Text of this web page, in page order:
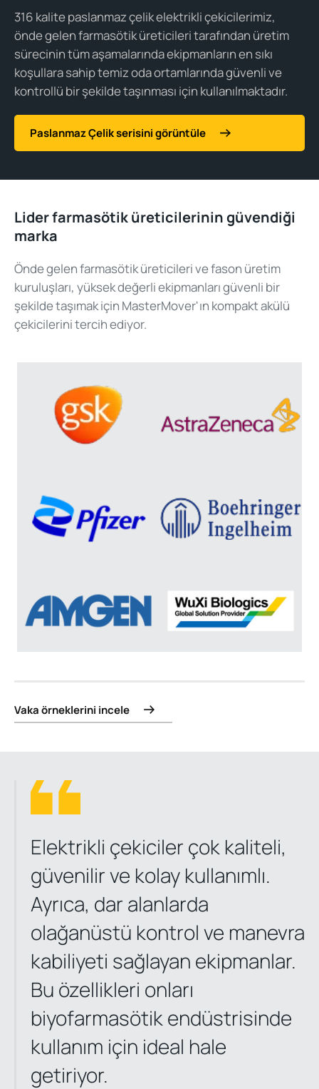
316 kalite paslanmaz çelik elektrikli çekicilerimiz,
önde gelen farmasötik üreticileri tarafından üretim
sürecinin tüm aşamalarında ekipmanların en sıkı
koşullara sahip temiz oda ortamlarında güvenli ve
kontrollü bir şekilde taşınması için kullanılmaktadır.
Paslanmaz Çelik serisini görüntüle
Lider farmasötik üreticilerinin güvendiği
marka
Önde gelen farmasötik üreticileri ve fason üretim
kuruluşları, yüksek değerli ekipmanları güvenli bir
şekilde taşımak için MasterMover'ın kompakt akülü
çekicilerini tercih ediyor.
Vaka örneklerini incele
Elektrikli çekiciler çok kaliteli,
güvenilir ve kolay kullanımlı.
Ayrıca, dar alanlarda
olağanüstü kontrol ve manevra
kabiliyeti sağlayan ekipmanlar.
Bu özellikleri onları
biyofarmasötik endüstrisinde
kullanım için ideal hale
getiriyor.